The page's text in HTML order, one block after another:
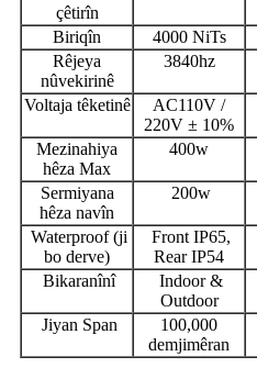
çêtirîn
Biriqîn 4000 NiTs
Rêjeya
nûvekirinê
3840hz
Voltaja têketinê
AC110V /
220V ± 10%
Mezinahiya
hêza Max
400w
Sermiyana
hêza navîn
200w
Waterproof (ji
bo derve)
Front IP65,
Rear IP54
Bikaranînî
Indoor &
Outdoor
Jiyan Span
100,000
demjimêran